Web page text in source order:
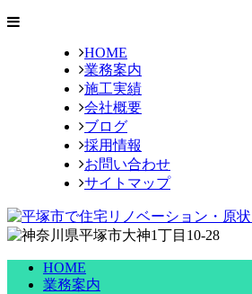
HOME
業務案内
施工実績
会社概要
ブログ
採用情報
お問い合わせ
サイトマップ
HOME
業務案内